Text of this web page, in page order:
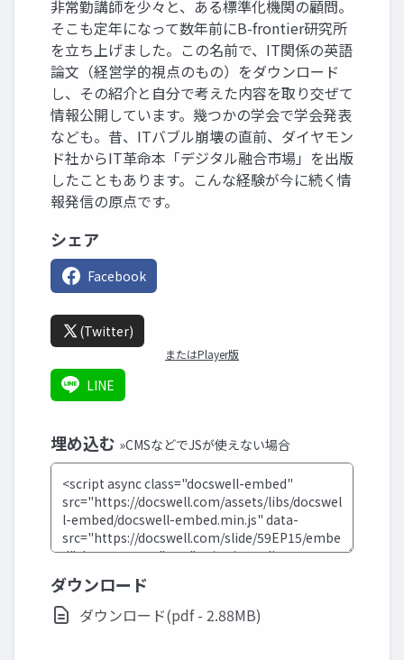
非常勤講師を少々と、ある標準化機関の顧問。
そこも定年になって数年前にB-frontier研究所
を立ち上げました。この名前で、IT関係の英語
論文（経営学的視点のもの）をダウンロード
し、その紹介と自分で考えた内容を取り交ぜて
情報公開しています。幾つかの学会で学会発表
なども。昔、ITバブル崩壊の直前、ダイヤモン
ド社からIT革命本「デジタル融合市場」を出版
したこともあります。こんな経験が今に続く情
報発信の原点です。
シェア
Facebook
(Twitter)
またはPlayer版
LINE
埋め込む »CMSなどでJSが使えない場合
ダウンロード
ダウンロード(pdf - 2.88MB)